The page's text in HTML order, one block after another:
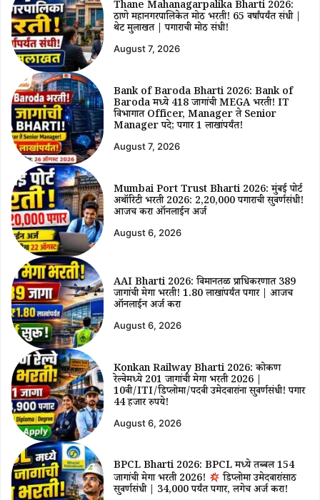
Thane Mahanagarpalika Bharti 2026:
ठाणे महानगरपालिकेत मोठी भरती! 65 वर्षांपर्यंत संधी |
थेट मुलाखत | पगाराची मोठी संधी!
August 7, 2026
Bank of Baroda Bharti 2026: Bank of
Baroda मध्ये 418 जागांची MEGA भरती! IT
विभागात Officer, Manager ते Senior
Manager पदे; पगार ₹1 लाखांपर्यंत!
August 7, 2026
Mumbai Port Trust Bharti 2026: मुंबई पोर्ट
अथॉरिटी भरती 2026: ₹2,20,000 पगाराची सुवर्णसंधी!
आजच करा ऑनलाईन अर्ज
August 6, 2026
AAI Bharti 2026: विमानतळ प्राधिकरणात 389
जागांची मेगा भरती! ₹1.80 लाखांपर्यंत पगार | आजच
ऑनलाईन अर्ज करा
August 6, 2026
Konkan Railway Bharti 2026: कोकण
रेल्वेमध्ये 201 जागांची मेगा भरती 2026 |
10वी/ITI/डिप्लोमा/पदवी उमेदवारांना सुवर्णसंधी! पगार
44 हजार रुपये!
August 6, 2026
BPCL Bharti 2026: BPCL मध्ये तब्बल 154
जागांची मेगा भरती 2026!
डिप्लोमा उमेदवारांसाठी
सुवर्णसंधी | ₹34,000 पर्यंत पगार, लगेच अर्ज करा!